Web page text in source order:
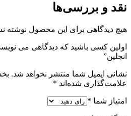
نقد و بررسی‌ها
هیچ دیدگاهی برای این محصول نوشته
اولین کسی باشید که دیدگاهی می
انجلین”
نشانی ایمیل شما منتشر نخواهد شد.
علامت‌گذاری شده‌اند *
امتیاز شما *